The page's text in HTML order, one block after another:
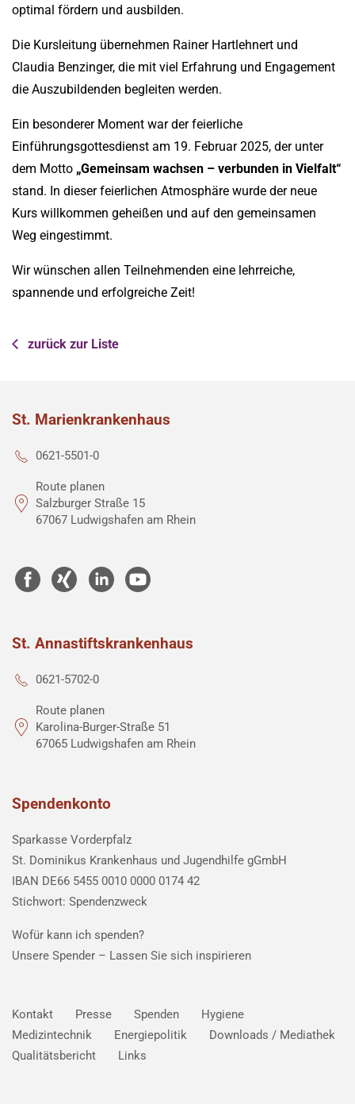
optimal fördern und ausbilden.
Die Kursleitung übernehmen Rainer Hartlehnert und
Claudia Benzinger, die mit viel Erfahrung und Engagement
die Auszubildenden begleiten werden.
Ein besonderer Moment war der feierliche
Einführungsgottesdienst am 19. Februar 2025, der unter
dem Motto „Gemeinsam wachsen – verbunden in Vielfalt“
stand. In dieser feierlichen Atmosphäre wurde der neue
Kurs willkommen geheißen und auf den gemeinsamen
Weg eingestimmt.
Wir wünschen allen Teilnehmenden eine lehrreiche,
spannende und erfolgreiche Zeit!
zurück zur Liste
St. Marienkrankenhaus
0621-5501-0
Route planen
Salzburger Straße 15
67067 Ludwigshafen am Rhein
St. Annastiftskrankenhaus
0621-5702-0
Route planen
Karolina-Burger-Straße 51
67065 Ludwigshafen am Rhein
Spendenkonto
Sparkasse Vorderpfalz
St. Dominikus Krankenhaus und Jugendhilfe gGmbH
IBAN DE66 5455 0010 0000 0174 42
Stichwort: Spendenzweck
Wofür kann ich spenden?
Unsere Spender – Lassen Sie sich inspirieren
Kontakt Presse Spenden
Hygiene
Medizintechnik
Energiepolitik
Downloads / Mediathek
Qualitätsbericht
Links